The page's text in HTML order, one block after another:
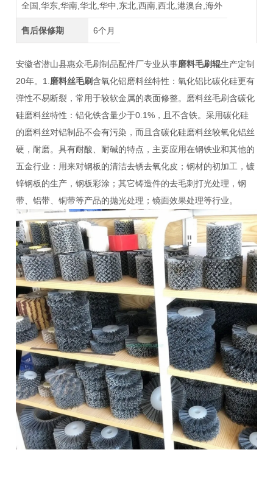
全国,华东,华南,华北,华中,东北,西南,西北,港澳台,海外
售后保修期 6个月
安徽省潜山县惠众毛刷制品配件厂专业从事磨料毛刷辊生产定制
20年。1.磨料丝毛刷含氧化铝磨料丝特性：氧化铝比碳化硅更有
弹性不易断裂，常用于较软金属的表面修整。磨料丝毛刷含碳化
硅磨料丝特性：铝化铁含量少于0.1%，且不含铁。采用碳化硅
的磨料丝对铝制品不会有污染，而且含碳化硅磨料丝较氧化铝丝
硬，耐磨。具有耐酸、耐碱的特点，主要应用在钢铁业和其他的
五金行业：用来对钢板的清洁去锈去氧化皮；钢材的初加工，镀
锌钢板的生产，钢板彩涂；其它铸造件的去毛刺打光处理，钢
带、铝带、铜带等产品的抛光处理；镜面效果处理等行业。